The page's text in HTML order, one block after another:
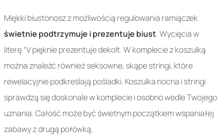
Miękki biustonosz z możliwością regulowania ramiączek
świetnie podtrzymuje i prezentuje biust. Wycięcia w
literę “V pięknie prezentuje dekolt. W komplecie z koszulką
można znaleźć również seksowne, skąpe stringi, które
rewelacyjnie podkreślają pośladki. Koszulka nocna i stringi
sprawdzą się doskonale w komplecie i osobno wedle Twojego
uznania. Całość może być świetnym początkiem wspaniałej
zabawy z drugą połówką.